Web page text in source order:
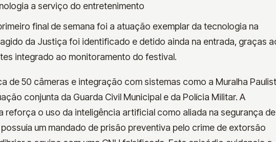
a serviço do entretenimento
final de semana foi a atuação exemplar da tecnologia na
da Justiça foi identificado e detido ainda na entrada, graças
integrado ao monitoramento do festival.
de 50 câmeras e integração com sistemas como a Muralha
conjunta da Guarda Civil Municipal e da Polícia Militar. A
reforça o uso da inteligência artificial como aliada na segurança de
um mandado de prisão preventiva pelo crime de extorsão